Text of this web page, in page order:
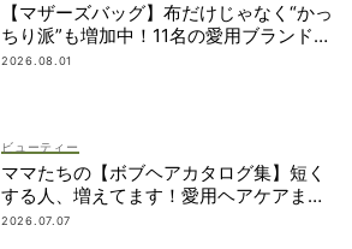
【マザーズバッグ】布だけじゃなく“かっ
ちり派”も増加中！11名の愛用ブランド
は？
2026.08.01
ビューティー
ママたちの【ボブヘアカタログ集】短く
する人、増えてます！愛用ヘアケアまで
全部見せ
2026.07.07